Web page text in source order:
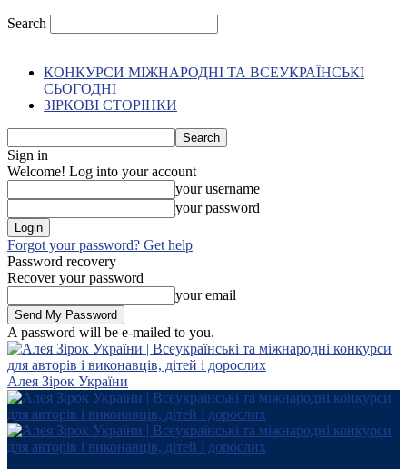
Search
КОНКУРСИ МІЖНАРОДНІ ТА ВСЕУКРАЇНСЬКІ
СЬОГОДНІ
ЗІРКОВІ СТОРІНКИ
Sign in
Welcome! Log into your account
your username
your password
Forgot your password? Get help
Password recovery
Recover your password
your email
A password will be e-mailed to you.
Алея Зірок України